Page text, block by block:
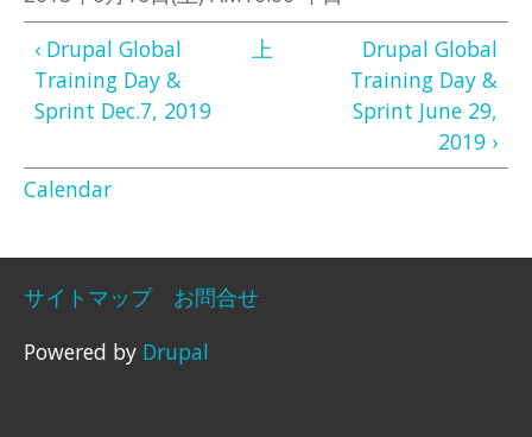
‹ Drupal Global
Training Day &
Sprint Dec.7, 2019
上
Drupal Global
Training Day &
Sprint June 29,
2019 ›
Calendar
サイトマップ
お問合せ
Powered by Drupal